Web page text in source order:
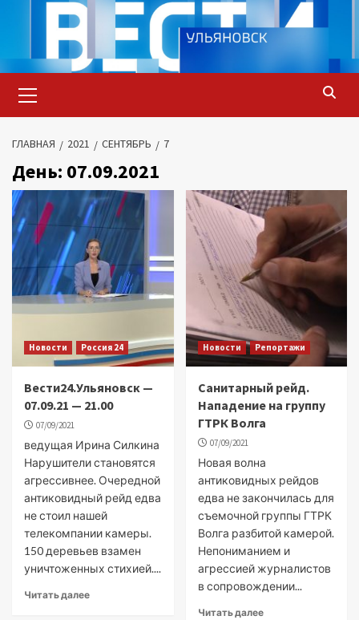
содержимому
меню
ГЛАВНАЯ 2021 СЕНТЯБРЬ 7
День: 07.09.2021
Новости Россия 24
Вести24.Ульяновск —
07.09.21 — 21.00
07/09/2021
ведущая Ирина Силкина
Нарушители становятся
агрессивнее. Очередной
антиковидный рейд едва
не стоил нашей
телекомпании камеры.
150 деревьев взамен
уничтоженных стихией....
Читать далее
Новости Репортажи
Санитарный рейд.
Нападение на группу
ГТРК Волга
07/09/2021
Новая волна
антиковидных рейдов
едва не закончилась для
съемочной группы ГТРК
Волга разбитой камерой.
Непониманием и
агрессией журналистов
в сопровождении...
Читать далее